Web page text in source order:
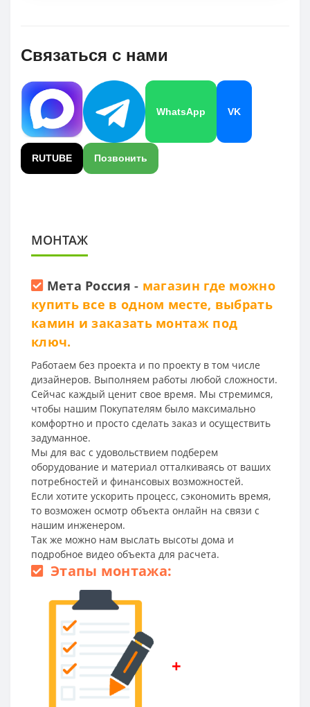
Связаться с нами
WhatsApp VK
RUTUBE Позвонить
МОНТАЖ
Мета Россия - магазин где можно
купить все в одном месте, выбрать
камин и заказать монтаж под
ключ.
Работаем без проекта и по проекту в том числе
дизайнеров. Выполняем работы любой сложности.
Сейчас каждый ценит свое время. Мы стремимся,
чтобы нашим Покупателям было максимально
комфортно и просто сделать заказ и осуществить
задуманное.
Мы для вас с удовольствием подберем
оборудование и материал отталкиваясь от ваших
потребностей и финансовых возможностей.
Если хотите ускорить процесс, сэкономить время,
то возможен осмотр объекта онлайн на связи с
нашим инженером.
Так же можно нам выслать высоты дома и
подробное видео объекта для расчета.
Этапы монтажа:
+